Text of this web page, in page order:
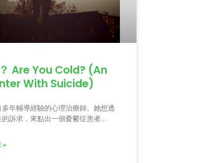
Are You Cold? (An
With Suicide)
多年輔導經驗的心理治療師。她想透
訴求，來點出一個憂鬱症患者…..
»